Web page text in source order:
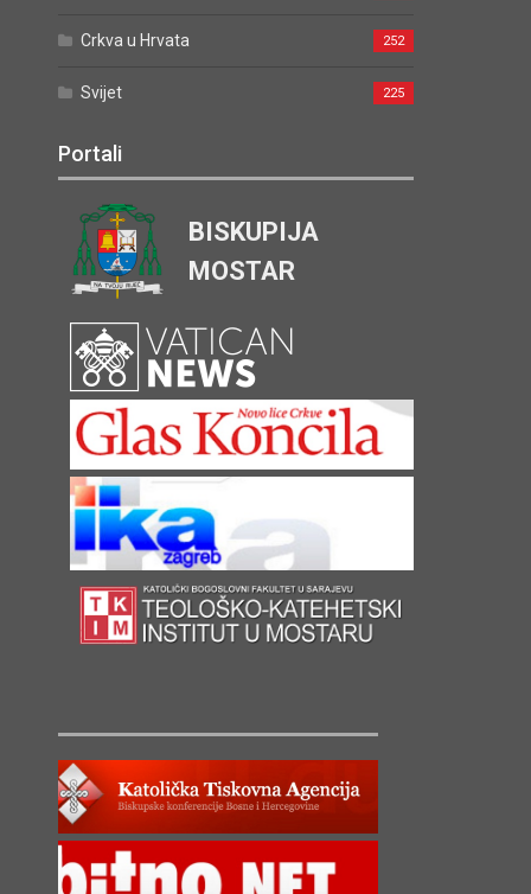
Crkva u Hrvata 252
Svijet 225
Portali
BISKUPIJA
MOSTAR